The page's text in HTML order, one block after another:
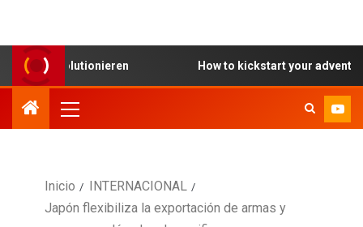
How to kickstart your adventure at the best
Inicio
INTERNACIONAL
Japón flexibiliza la exportación de armas y